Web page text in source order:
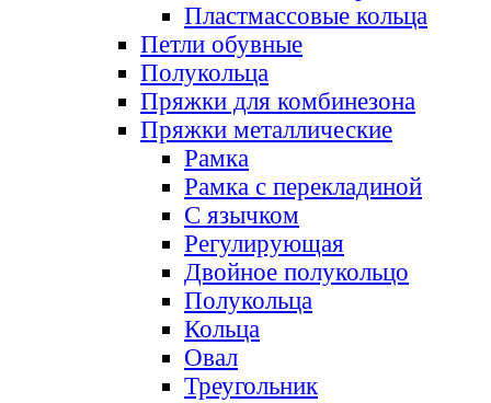
Пластмассовые кольца
Петли обувные
Полукольца
Пряжки для комбинезона
Пряжки металлические
Рамка
Рамка с перекладиной
С язычком
Регулирующая
Двойное полукольцо
Полукольца
Кольца
Овал
Треугольник